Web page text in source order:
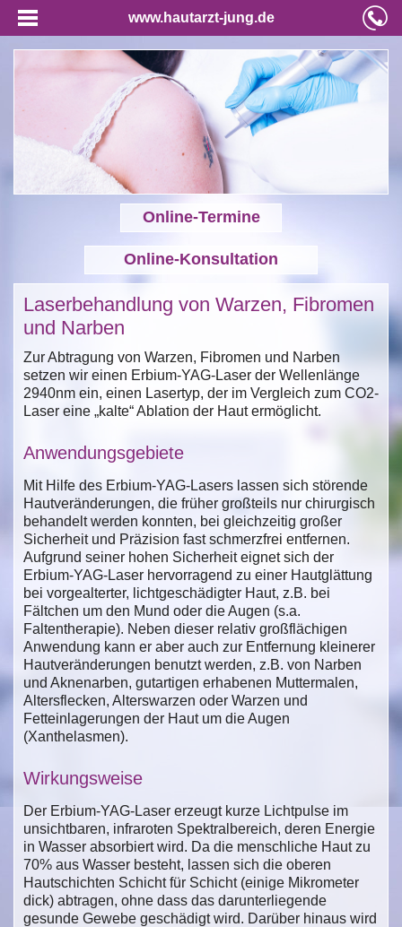
www.hautarzt-jung.de
Online-Termine
Online-Konsultation
Laserbehandlung von Warzen, Fibromen
und Narben
Zur Abtragung von Warzen, Fibromen und Narben
setzen wir einen Erbium-YAG-Laser der Wellenlänge
2940nm ein, einen Lasertyp, der im Vergleich zum CO2-
Laser eine „kalte“ Ablation der Haut ermöglicht.
Anwendungsgebiete
Mit Hilfe des Erbium-YAG-Lasers lassen sich störende
Hautveränderungen, die früher großteils nur chirurgisch
behandelt werden konnten, bei gleichzeitig großer
Sicherheit und Präzision fast schmerzfrei entfernen.
Aufgrund seiner hohen Sicherheit eignet sich der
Erbium-YAG-Laser hervorragend zu einer Hautglättung
bei vorgealterter, lichtgeschädigter Haut, z.B. bei
Fältchen um den Mund oder die Augen (s.a.
Faltentherapie). Neben dieser relativ großflächigen
Anwendung kann er aber auch zur Entfernung kleinerer
Hautveränderungen benutzt werden, z.B. von Narben
und Aknenarben, gutartigen erhabenen Muttermalen,
Altersflecken, Alterswarzen oder Warzen und
Fetteinlagerungen der Haut um die Augen
(Xanthelasmen).
Wirkungsweise
Der Erbium-YAG-Laser erzeugt kurze Lichtpulse im
unsichtbaren, infraroten Spektralbereich, deren Energie
in Wasser absorbiert wird. Da die menschliche Haut zu
70% aus Wasser besteht, lassen sich die oberen
Hautschichten Schicht für Schicht (einige Mikrometer
dick) abtragen, ohne dass das darunterliegende
gesunde Gewebe geschädigt wird. Darüber hinaus wird